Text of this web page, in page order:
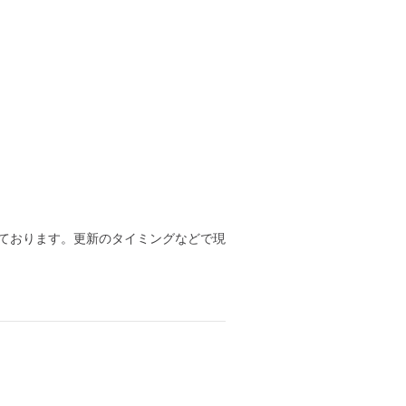
おります。更新のタイミングなどで現